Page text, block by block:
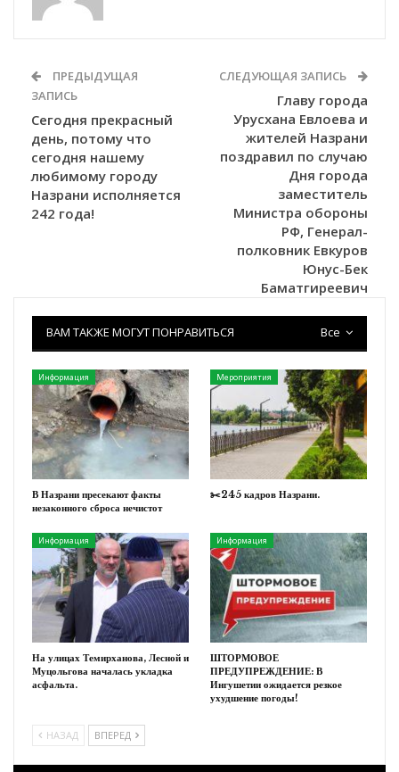
ПРЕДЫДУЩАЯ
ЗАПИСЬ
Сегодня прекрасный
день, потому что
сегодня нашему
любимому городу
Назрани исполняется
242 года!
СЛЕДУЮЩАЯ ЗАПИСЬ
Главу города
Урусхана Евлоева и
жителей Назрани
поздравил по случаю
Дня города
заместитель
Министра обороны
РФ, Генерал-
полковник Евкуров
Юнус-Бек
Баматгиреевич
Все
ВАМ ТАКЖЕ МОГУТ ПОНРАВИТЬСЯ
Информация
В Назрани пресекают факты
незаконного сброса нечистот
Мероприятия
✂️245 кадров Назрани.
Информация
На улицах Темирханова, Лесной и
Муцольгова началась укладка
асфальта.
Информация
ШТОРМОВОЕ
ПРЕДУПРЕЖДЕНИЕ: В
Ингушетии ожидается резкое
ухудшение погоды!
НАЗАД ВПЕРЕД